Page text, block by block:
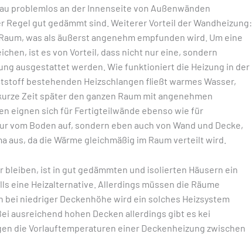
problemlos an der Innenseite von Außenwänden
Regel gut gedämmt sind. Weiterer Vorteil der Wandheizung:
was als äußerst angenehm empfunden wird. Um eine
ist es von Vorteil, dass nicht nur eine, sondern
ausgestattet werden. Wie funktioniert die Heizung in der
bestehenden Heizschlangen fließt warmes Wasser,
Zeit später den ganzen Raum mit angenehmen
eignen sich für Fertigteilwände ebenso wie für
vom Boden auf, sondern eben auch von Wand und Decke,
aus, da die Wärme gleichmäßig im Raum verteilt wird.
bleiben, ist in gut gedämmten und isolierten Häusern ein
eine Heizalternative. Allerdings müssen die Räume
bei niedriger Deckenhöhe wird ein solches Heizsystem
ausreichend hohen Decken allerdings gibt es kei
die Vorlauftemperaturen einer Deckenheizung zwischen